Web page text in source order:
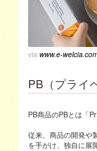
via www.e-
PB（プライ
PB商品のPBとは「
従来、商品の開発や
を手がけ、独自に展